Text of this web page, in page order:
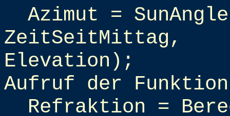
Azimut =
ZeitSeitMittag,
Elevation);
Aufruf der
Refraktion =